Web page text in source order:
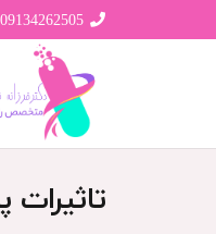
09134262505
تاثیرات